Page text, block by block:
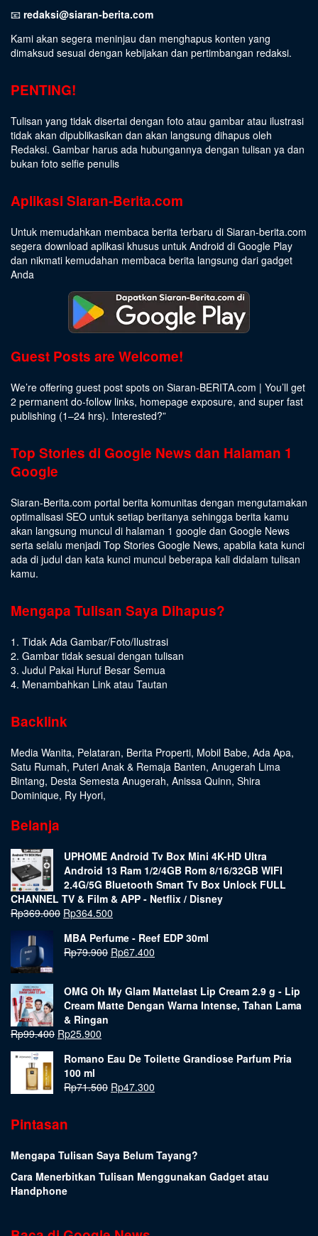
📧 redaksi@siaran-berita.com
Kami akan segera meninjau dan menghapus konten yang
dimaksud sesuai dengan kebijakan dan pertimbangan redaksi.
PENTING!
Tulisan yang tidak disertai dengan foto atau gambar atau ilustrasi
tidak akan dipublikasikan dan akan langsung dihapus oleh
Redaksi. Gambar harus ada hubungannya dengan tulisan ya dan
bukan foto selfie penulis
Aplikasi Siaran-Berita.com
Untuk memudahkan membaca berita terbaru di Siaran-berita.com
segera download aplikasi khusus untuk Android di Google Play
dan nikmati kemudahan membaca berita langsung dari gadget
Anda
Guest Posts are Welcome!
We’re offering guest post spots on Siaran-BERITA.com | You’ll get
2 permanent do-follow links, homepage exposure, and super fast
publishing (1–24 hrs). Interested?”
Top Stories di Google News dan Halaman 1
Google
Siaran-Berita.com portal berita komunitas dengan mengutamakan
optimalisasi SEO untuk setiap beritanya sehingga berita kamu
akan langsung muncul di halaman 1 google dan Google News
serta selalu menjadi Top Stories Google News, apabila kata kunci
ada di judul dan kata kunci muncul beberapa kali didalam tulisan
kamu.
Mengapa Tulisan Saya Dihapus?
1. Tidak Ada Gambar/Foto/Ilustrasi
2. Gambar tidak sesuai dengan tulisan
3. Judul Pakai Huruf Besar Semua
4. Menambahkan Link atau Tautan
Backlink
Media Wanita, Pelataran, Berita Properti, Mobil Babe, Ada Apa,
Satu Rumah, Puteri Anak & Remaja Banten, Anugerah Lima
Bintang, Desta Semesta Anugerah, Anissa Quinn, Shira
Dominique, Ry Hyori,
Belanja
UPHOME Android Tv Box Mini 4K-HD Ultra
Android 13 Ram 1/2/4GB Rom 8/16/32GB WIFI
2.4G/5G Bluetooth Smart Tv Box Unlock FULL
CHANNEL TV & Film & APP - Netflix / Disney
Rp369.000 Rp364.500
MBA Perfume - Reef EDP 30ml
Rp79.900 Rp67.400
OMG Oh My Glam Mattelast Lip Cream 2.9 g - Lip
Cream Matte Dengan Warna Intense, Tahan Lama
& Ringan
Rp99.400 Rp25.900
Romano Eau De Toilette Grandiose Parfum Pria
100 ml
Rp71.500 Rp47.300
Pintasan
Mengapa Tulisan Saya Belum Tayang?
Cara Menerbitkan Tulisan Menggunakan Gadget atau
Handphone